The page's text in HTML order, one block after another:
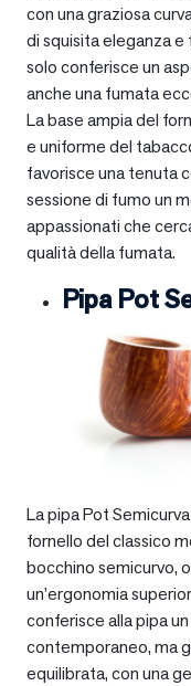
con una graziosa
di squisita eleganza
solo conferisce un
anche una fumata
La base ampia del
e uniforme del
favorisce una tenuta
sessione di fumo un
appassionati che
qualità della fumata.
Pipa Pot
La pipa Pot
fornello del classico
bocchino semicurvo,
un’ergonomia
conferisce alla pipa
contemporaneo, ma
equilibrata, con una